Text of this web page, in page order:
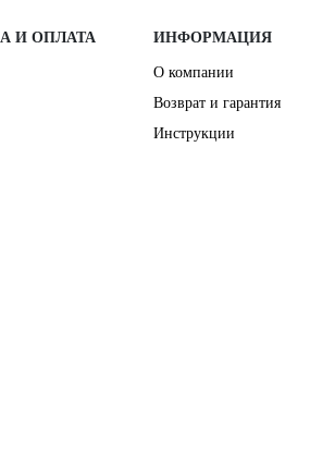
И ОПЛАТА ИНФОРМАЦИЯ
О компании
Возврат и гарантия
Инструкции